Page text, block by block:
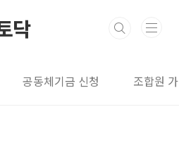
닥
공동체기금 신청 조합원